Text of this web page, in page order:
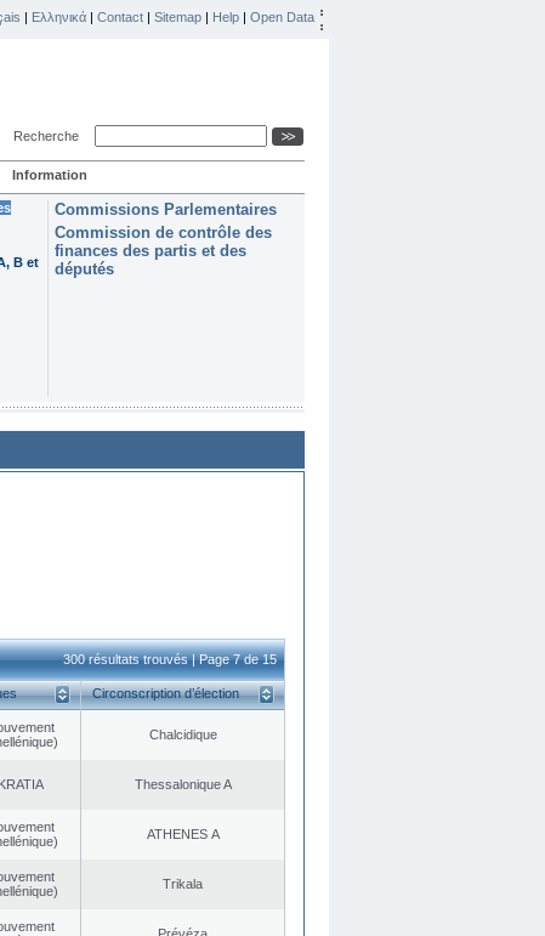
| Ελληνικά | Contact | Sitemap | Help | Open Data
Recherche
Information
B et
Commissions Parlementaires
Commission de contrôle des
finances des partis et des
députés
300 résultats trouvés | Page 7 de 15
Circonscription d’élection
Chalcidique
Thessalonique A
ATHENES Α
Trikala